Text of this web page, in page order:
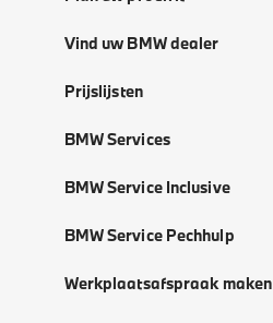
Vind uw BMW dealer
Prijslijsten
BMW Services
BMW Service Inclusive
BMW Service Pechhulp
Werkplaatsafspraak maken